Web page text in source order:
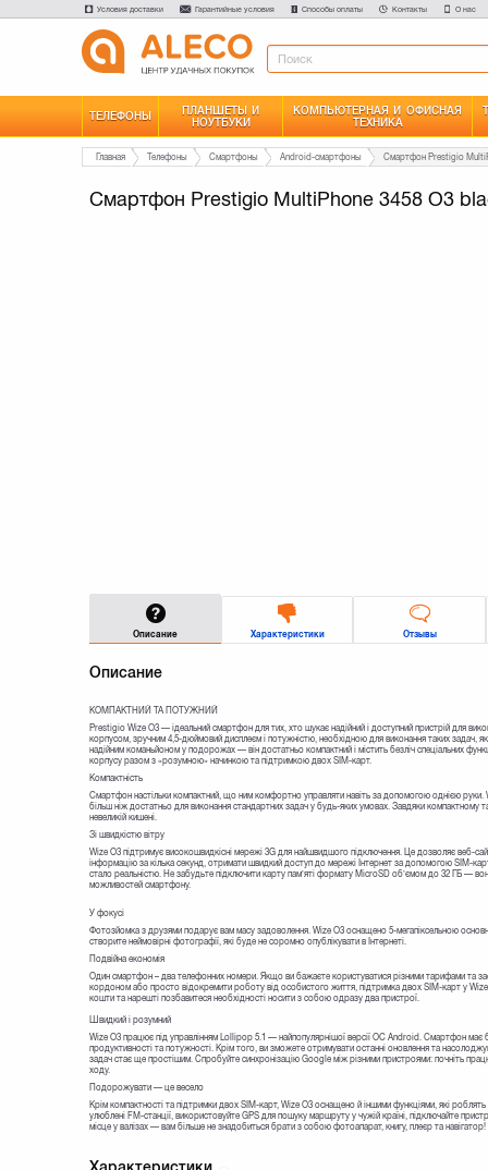
Условия доставки Гарантийные условия Способы оплаты Контакты О нас
ТЕЛЕФОНЫ
ПЛАНШЕТЫ И
НОУТБУКИ
КОМПЬЮТЕРНАЯ И ОФИСНАЯ
ТЕХНИКА
Главная Телефоны Смартфоны Android-смартфоны Смартфон Prestigio
Смартфон Prestigio MultiPhone 3458 O3
Описание Характеристики Отзывы
Описание
КОМПАКТНИЙ ТА ПОТУЖНИЙ
Prestigio Wize O3 — ідеальний смартфон для тих, хто шукає надійний і доступний пристрій для
корпусом, зручним 4,5-дюймовий дисплеєм і потужністю, необхідною для виконання таких задач,
надійним команьйоном у подорожах — він достатньо компактний і містить безліч спеціальних
корпусу разом з «розумною» начинкою та підтримкою двох SIM-карт.
Компактність
Смартфон настільки компактний, що ним комфортно управляти навіть за допомогою однією руки.
більш ніж достатньо для виконання стандартних задач у будь-яких умовах. Завдяки компактному
невеликій кишені.
Зі швидкістю вітру
Wize O3 підтримує високошвидкісні мережі 3G для найшвидшого підключення. Це дозволяє веб-
інформацію за кілька секунд, отримати швидкий доступ до мережі Інтернет за допомогою SIM-
стало реальністю. Не забудьте підключити карту пам’яті формату MicroSD об’ємом до 32 ГБ —
можливостей смартфону.
У фокусі
Фотозйомка з друзями подарує вам масу задоволення. Wize O3 оснащено 5-мегапіксельною
створите неймовірні фотографії, які буде не соромно опублікувати в Інтернеті.
Подвійна економія
Один смартфон – два телефонних номери. Якщо ви бажаєте користуватися різними тарифами та
кордоном або просто відокремити роботу від особистого життя, підтримка двох SIM-карт у
кошти та нарешті позбавитеся необхідності носити з собою одразу два пристрої.
Швидкий і розумний
Wize O3 працює під управлінням Lollipop 5.1 — найпопулярнішої версії ОС Android. Смартфон має
продуктивності та потужності. Крім того, ви зможете отримувати останні оновлення та
задач стає ще простішим. Спробуйте синхронізацію Google між різними пристроями: почніть
ходу.
Подорожувати — це весело
Крім компактності та підтримки двох SIM-карт, Wize O3 оснащено й іншими функціями, які
улюблені FM-станції, використовуйте GPS для пошуку маршруту у чужій країні, підключайте
місце у валізах — вам більше не знадобиться брати з собою фотоапарат, книгу, плеєр та навігатор!